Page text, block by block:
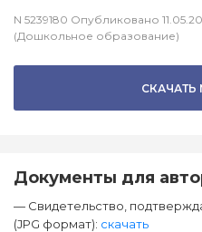
N 5239180 Опубликовано
(Дошкольное образование)
СКАЧАТЬ
Документы для
— Свидетельство,
(JPG формат): скачать